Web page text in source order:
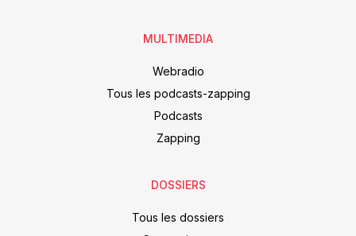
MULTIMEDIA
Webradio
Tous les podcasts-zapping
Podcasts
Zapping
DOSSIERS
Tous les dossiers